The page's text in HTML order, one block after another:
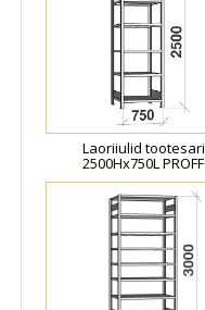
Laoriiulid tootesari
2500Hx750L PROFF